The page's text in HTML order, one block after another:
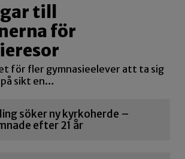
till
för
för fler gymnasieelever att ta sig
sikt en…
söker ny kyrkoherde –
efter 21 år